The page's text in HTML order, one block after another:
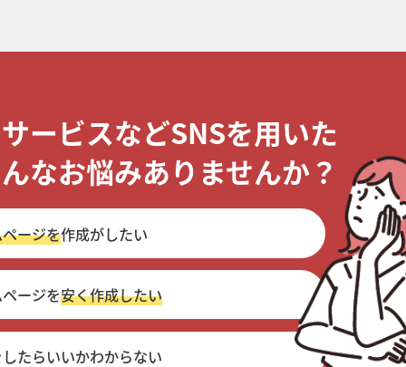
ービスなどSNSを用いた
なお悩みありませんか？
ージを作成がしたい
ージを安く作成したい
たらいいかわからない